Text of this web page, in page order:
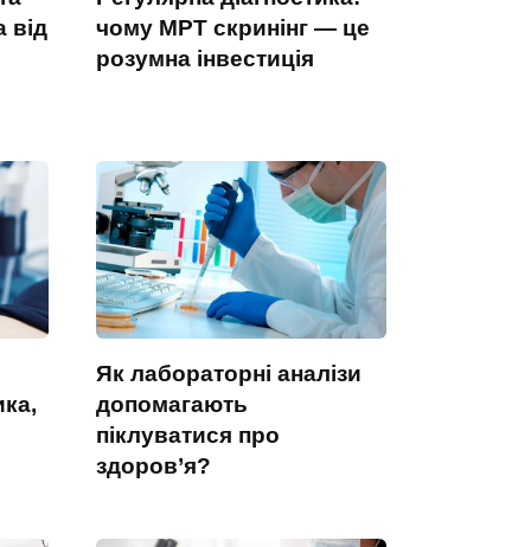
від
чому МРТ скринінг — це
розумна інвестиція
Як лабораторні аналізи
допомагають
піклуватися про
здоров’я?